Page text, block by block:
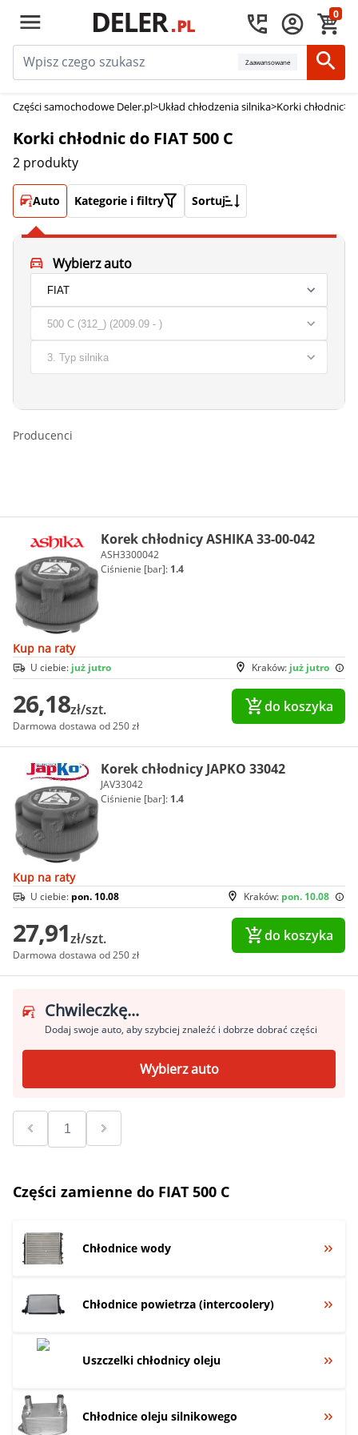
0
Zaawansowane
Części samochodowe Deler.pl>Układ chłodzenia silnika>Korki chłodnic>
Korki chłodnic do FIAT 500 C
2 produkty
Auto Kategorie i filtry Sortuj
Wybierz auto
Producenci
Korek chłodnicy ASHIKA 33-00-042
ASH3300042
Ciśnienie [bar]: 1.4
Kup na raty
Kraków: już jutro
U ciebie: już jutro
26,18zł/szt.
Darmowa dostawa od 250 zł
do koszyka
Korek chłodnicy JAPKO 33042
JAV33042
Ciśnienie [bar]: 1.4
Kup na raty
Kraków: pon. 10.08
U ciebie: pon. 10.08
27,91zł/szt.
Darmowa dostawa od 250 zł
do koszyka
Chwileczkę...
Dodaj swoje auto, aby szybciej znaleźć i dobrze dobrać części
Wybierz auto
Części zamienne do FIAT 500 C
Chłodnice wody
Chłodnice powietrza (intercoolery)
Uszczelki chłodnicy oleju
Chłodnice oleju silnikowego